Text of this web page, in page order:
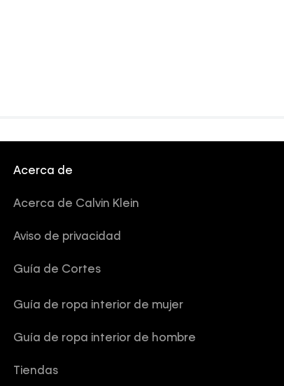
Acerca de
Acerca de Calvin Klein
Aviso de privacidad
Guía de Cortes
Guía de ropa interior de mujer
Guía de ropa interior de hombre
Tiendas